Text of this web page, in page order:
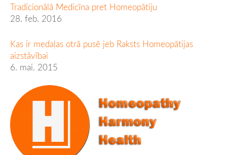
Tradicionālā Medicīna pret Homeopātiju
28. feb. 2016
Kas ir medaļas otrā pusē jeb Raksts Homeopātijas
aizstāvībai
6. mai. 2015